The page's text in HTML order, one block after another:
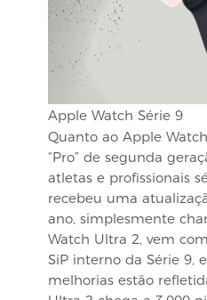
Apple Watch Série 9
Quanto ao Apple
“Pro” de segunda
atletas e profissionais
recebeu uma
ano, simplesmente
Watch Ultra 2, vem
SiP interno da Série 9,
melhorias estão